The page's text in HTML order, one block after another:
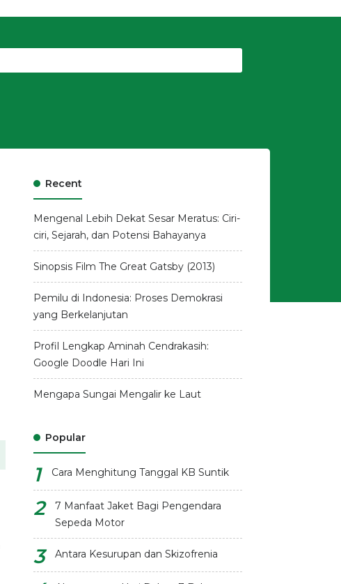
Recent
Mengenal Lebih Dekat Sesar Meratus: Ciri-
ciri, Sejarah, dan Potensi Bahayanya
Sinopsis Film The Great Gatsby (2013)
Pemilu di Indonesia: Proses Demokrasi
yang Berkelanjutan
Profil Lengkap Aminah Cendrakasih:
Google Doodle Hari Ini
Mengapa Sungai Mengalir ke Laut
Popular
Cara Menghitung Tanggal KB Suntik
7 Manfaat Jaket Bagi Pengendara
Sepeda Motor
Antara Kesurupan dan Skizofrenia